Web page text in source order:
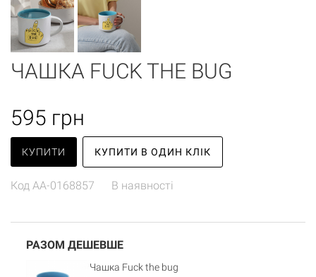
ЧАШКА FUCK THE BUG
595 грн
КУПИТИ КУПИТИ В ОДИН КЛІК
Код AA-0168857 В наявності
РАЗОМ ДЕШЕВШЕ
Чашка Fuck the bug